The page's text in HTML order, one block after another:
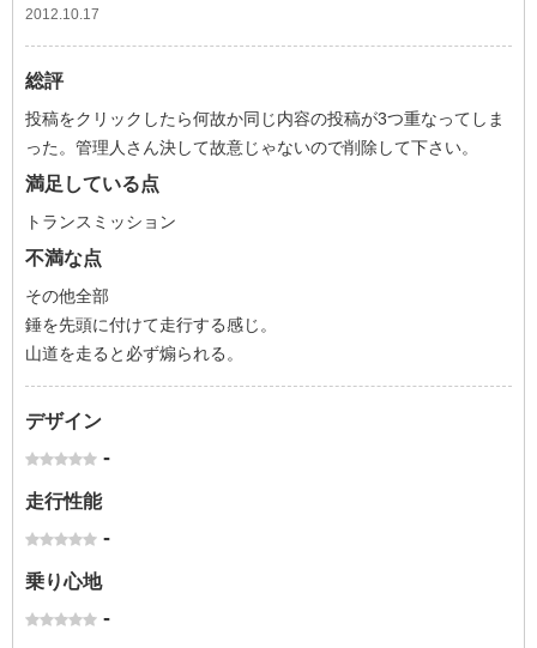
2012.10.17
総評
投稿をクリックしたら何故か同じ内容の投稿が3つ重なってしま
った。管理人さん決して故意じゃないので削除して下さい。
満足している点
トランスミッション
不満な点
その他全部
錘を先頭に付けて走行する感じ。
山道を走ると必ず煽られる。
デザイン
-
走行性能
-
乗り心地
-